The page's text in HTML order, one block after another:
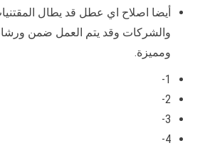
أيضا اصلاح اي عطل قد يطال
والشركات وقد يتم العمل ضمن
ومميزة.
1-
2-
3-
4-